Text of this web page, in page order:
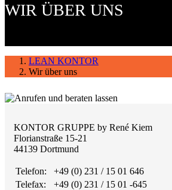
WIR ÜBER UNS
LEAN KONTOR
Wir über uns
KONTOR GRUPPE by René Kiem
Florianstraße 15-21
44139 Dortmund
Telefon:
+49 (0) 231 / 15 01 646
Telefax:
+49 (0) 231 / 15 01 -645